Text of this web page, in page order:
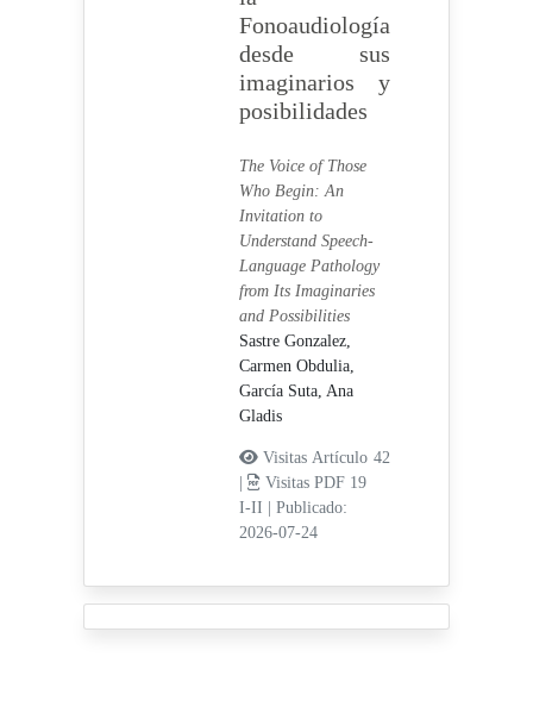
Fonoaudiología
desde sus
imaginarios y
posibilidades
The Voice of Those
Who Begin: An
Invitation to
Understand Speech-
Language Pathology
from Its Imaginaries
and Possibilities
Sastre Gonzalez,
Carmen Obdulia,
García Suta, Ana
Gladis
Visitas Artículo 42
Visitas PDF 19
I-II
Publicado:
2026-07-24